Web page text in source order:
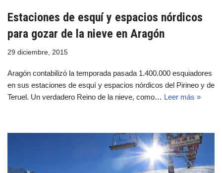
Estaciones de esquí y espacios nórdicos
para gozar de la nieve en Aragón
29 diciembre, 2015
Aragón contabilizó la temporada pasada 1.400.000 esquiadores
en sus estaciones de esquí y espacios nórdicos del Pirineo y de
Teruel. Un verdadero Reino de la nieve, como… Leer más »